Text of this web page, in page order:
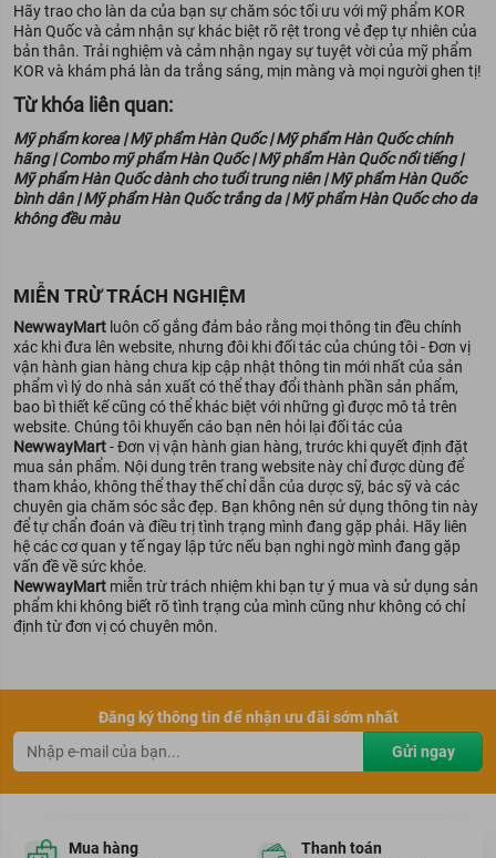
Hãy trao cho làn da của bạn sự chăm sóc tối ưu với mỹ phẩm KOR
Hàn Quốc và cảm nhận sự khác biệt rõ rệt trong vẻ đẹp tự nhiên của
bản thân. Trải nghiệm và cảm nhận ngay sự tuyệt vời của mỹ phẩm
KOR và khám phá làn da trắng sáng, mịn màng và mọi người ghen tị!
Từ khóa liên quan:
Mỹ phẩm korea | Mỹ phẩm Hàn Quốc | Mỹ phẩm Hàn Quốc chính
hãng | Combo mỹ phẩm Hàn Quốc | Mỹ phẩm Hàn Quốc nổi tiếng |
Mỹ phẩm Hàn Quốc dành cho tuổi trung niên | Mỹ phẩm Hàn Quốc
bình dân | Mỹ phẩm Hàn Quốc trắng da | Mỹ phẩm Hàn Quốc cho da
không đều màu
MIỄN TRỪ TRÁCH NGHIỆM
NewwayMart luôn cố gắng đảm bảo rằng mọi thông tin đều chính
xác khi đưa lên website, nhưng đôi khi đối tác của chúng tôi - Đơn vị
vận hành gian hàng chưa kịp cập nhật thông tin mới nhất của sản
phẩm vì lý do nhà sản xuất có thể thay đổi thành phần sản phẩm,
bao bì thiết kế cũng có thể khác biệt với những gì được mô tả trên
website. Chúng tôi khuyến cáo bạn nên hỏi lại đối tác của
NewwayMart- Đơn vị vận hành gian hàng, trước khi quyết định đặt
mua sản phẩm. Nội dung trên trang website này chỉ được dùng để
tham khảo, không thể thay thế chỉ dẫn của dược sỹ, bác sỹ và các
chuyên gia chăm sóc sắc đẹp. Bạn không nên sử dụng thông tin này
để tự chẩn đoán và điều trị tình trạng mình đang gặp phải. Hãy liên
hệ các cơ quan y tế ngay lập tức nếu bạn nghi ngờ mình đang gặp
vấn đề về sức khỏe.
NewwayMart miễn trừ trách nhiệm khi bạn tự ý mua và sử dụng sản
phẩm khi không biết rõ tình trạng của mình cũng như không có chỉ
định từ đơn vị có chuyên môn.
Đăng ký thông tin để nhận ưu đãi sớm nhất
Gửi ngay
Mua hàng Thanh toán